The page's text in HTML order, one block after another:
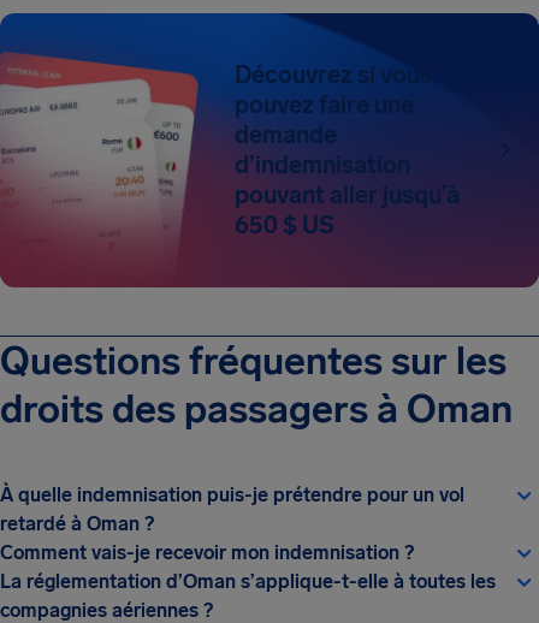
Découvrez si vous
pouvez faire une
demande
d’indemnisation
pouvant aller jusqu’à
650 $ US
Questions fréquentes sur les
droits des passagers à Oman
À quelle indemnisation puis-je prétendre pour un vol
retardé à Oman ?
Comment vais-je recevoir mon indemnisation ?
La réglementation d’Oman s’applique-t-elle à toutes les
compagnies aériennes ?